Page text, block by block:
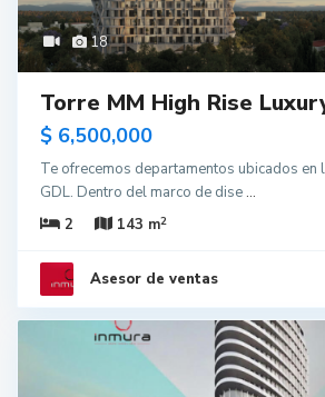
18
Torre MM High Rise
$ 6,500,000
Te ofrecemos departamentos ubicados en
GDL. Dentro del marco de dise...
2
143 m2
Asesor de ventas